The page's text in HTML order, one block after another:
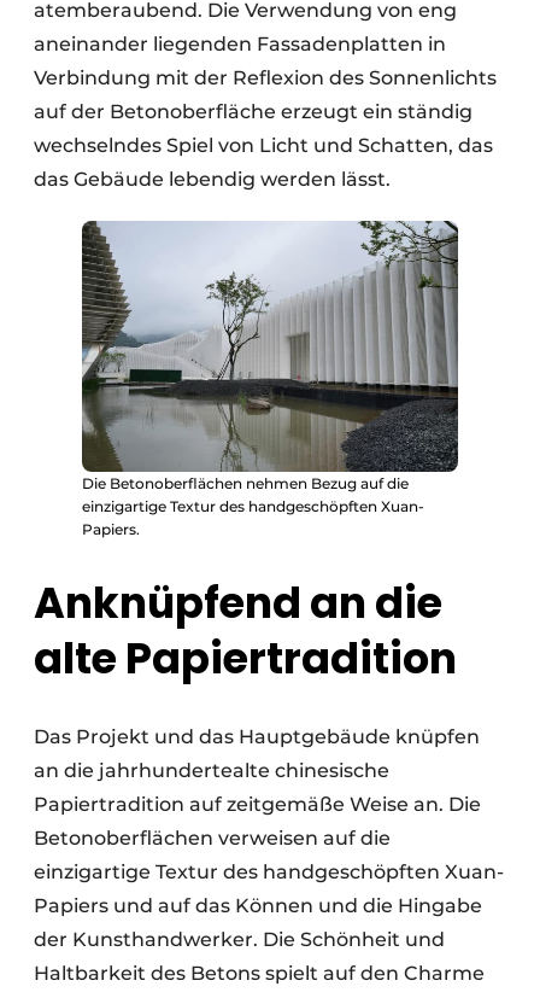
atemberaubend. Die Verwendung von eng
aneinander liegenden Fassadenplatten in
Verbindung mit der Reflexion des Sonnenlichts
auf der Betonoberfläche erzeugt ein ständig
wechselndes Spiel von Licht und Schatten, das
das Gebäude lebendig werden lässt.
Die Betonoberflächen nehmen Bezug auf die
einzigartige Textur des handgeschöpften Xuan-
Papiers.
Anknüpfend an die
alte Papiertradition
Das Projekt und das Hauptgebäude knüpfen
an die jahrhundertealte chinesische
Papiertradition auf zeitgemäße Weise an. Die
Betonoberflächen verweisen auf die
einzigartige Textur des handgeschöpften Xuan-
Papiers und auf das Können und die Hingabe
der Kunsthandwerker. Die Schönheit und
Haltbarkeit des Betons spielt auf den Charme